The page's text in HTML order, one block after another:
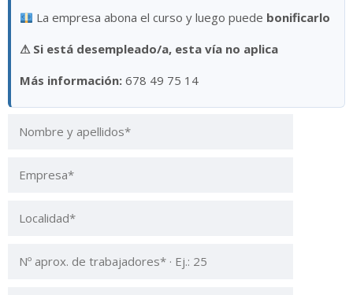
La empresa abona el curso y luego puede bonificarlo
⚠ Si está desempleado/a, esta vía no aplica
Más información: 678 49 75 14